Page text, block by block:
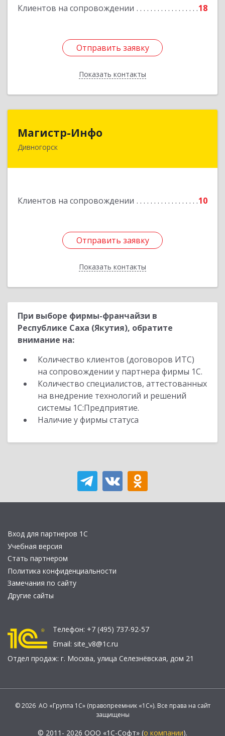
Клиентов на сопровождении 18
Отправить заявку
Показать контакты
Отправить заявку
Назад
Магистр-Инфо
Дивногорск
Клиентов на сопровождении 10
Отправить заявку
Показать контакты
663090 Красноярский край Дивногорск г
Отправить заявку
Назад
При выборе фирмы-франчайзи в
Республике Саха (Якутия), обратите
внимание на:
Количество клиентов (договоров ИТС)
на сопровождении у партнера фирмы 1С.
Количество специалистов, аттестованных
на внедрение технологий и решений
системы 1С:Предприятие.
Наличие у фирмы статуса
Вход для партнеров 1С
Учебная версия
Стать партнером
Политика конфиденциальности
Замечания по сайту
Другие сайты
Телефон: +7 (495) 737-92-57
Email: site_v8@1c.ru
Отдел продаж: г. Москва, улица Селезнёвская, дом 21
© 2026 АО «Группа 1С» (правопреемник «1С»). Все права на сайт
защищены
© 2011- 2026 ООО «1С-Софт» (о компании).